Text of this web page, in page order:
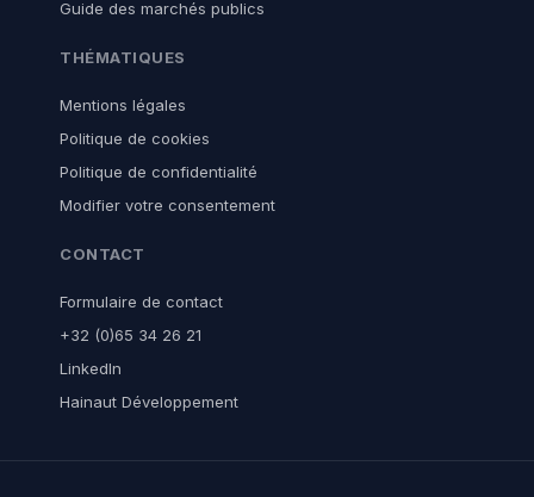
Guide des marchés publics
THÉMATIQUES
Mentions légales
Politique de cookies
Politique de confidentialité
Modifier votre consentement
CONTACT
Formulaire de contact
+32 (0)65 34 26 21
LinkedIn
Hainaut Développement